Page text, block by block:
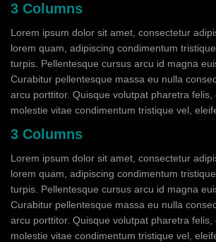
3 Columns
Lorem ipsum dolor sit amet, consectetur
lorem quam, adipiscing condimentum
turpis. Pellentesque cursus arcu id magna
Curabitur pellentesque massa eu nulla
arcu porttitor. Quisque volutpat pharetra felis,
molestie vitae condimentum tristique vel,
3 Columns
Lorem ipsum dolor sit amet, consectetur
lorem quam, adipiscing condimentum
turpis. Pellentesque cursus arcu id magna
Curabitur pellentesque massa eu nulla
arcu porttitor. Quisque volutpat pharetra felis,
molestie vitae condimentum tristique vel,